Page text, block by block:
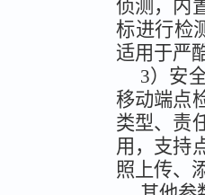
侦测，内
标进行检
适用于严
3）安
移动端点
类型、责
用，支持
照上传、